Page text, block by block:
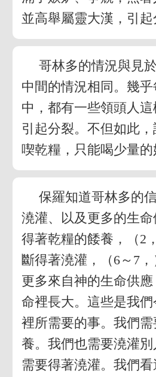
並高舉屬靈大漢，引起
哥林多的情況與見
中間的情況相同。幾
中，都有一些領頭人
引起分裂。不但如此
喫乾糧，只能喝少量的
保羅知道哥林多的
澆灌、以及更多的生
得著乾糧的餧養，（2
斷得著澆灌，（6～7
更多來自神的生命供
命裡長大。這些是我
裡所需要的事。我們
養。我們也需要澆灌
需要得著澆灌。我們